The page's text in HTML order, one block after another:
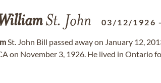
St. John 03/12/1926 -
St. John Bill passed away on January 12,
on November 3, 1926. He lived in Ontario